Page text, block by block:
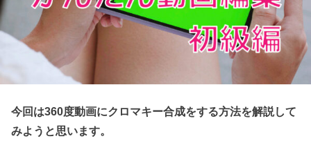
今回は360度動画にクロマキー合成をする方法を解説して
みようと思います。